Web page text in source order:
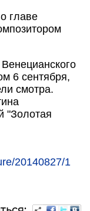
главе
6 сентября,
смотра.
"Золотая
20140827/1